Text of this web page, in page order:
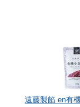
遠藤製餡 en有